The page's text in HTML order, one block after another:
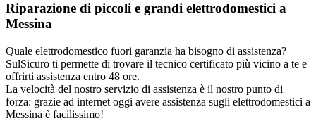
Riparazione di piccoli e grandi elettrodomestici a
Messina
Quale elettrodomestico fuori garanzia ha bisogno di assistenza?
SulSicuro ti permette di trovare il tecnico certificato più vicino a te e
offrirti assistenza entro 48 ore.
La velocità del nostro servizio di assistenza è il nostro punto di
forza: grazie ad internet oggi avere assistenza sugli elettrodomestici a
Messina è facilissimo!